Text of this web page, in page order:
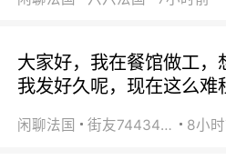
大家好，我在餐馆做工，
我发好久呢，现在这么难
闲聊法国 街友74434350 8小